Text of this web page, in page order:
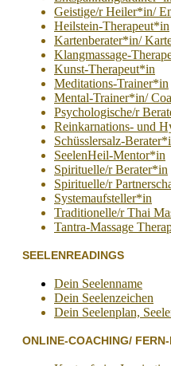
Geistige/r Heiler*in/
Heilstein-Therapeut*in
Kartenberater*in/
Klangmassage-
Kunst-Therapeut*in
Meditations-Trainer*in
Mental-Trainer*in/
Psychologische/r
Reinkarnations- und
Schüsslersalz-
SeelenHeil-Mentor*in
Spirituelle/r Berater*in
Spirituelle/r
Systemaufsteller*in
Traditionelle/r Thai
Tantra-Massage
SEELENREADINGS
Dein Seelenname
Dein Seelenzeichen
Dein Seelenplan,
ONLINE-COACHING/